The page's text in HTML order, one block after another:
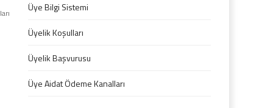
Üye Bilgi Sistemi
Üyelik Koşulları
Üyelik Başvurusu
Üye Aidat Ödeme Kanalları